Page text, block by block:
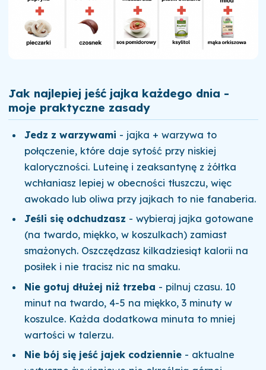
Jak najlepiej jeść jajka każdego dnia -
moje praktyczne zasady
Jedz z warzywami - jajka + warzywa to
połączenie, które daje sytość przy niskiej
kaloryczności. Luteinę i zeaksantynę z żółtka
wchłaniasz lepiej w obecności tłuszczu, więc
awokado lub oliwa przy jajkach to nie fanaberia.
Jeśli się odchudzasz - wybieraj jajka gotowane
(na twardo, miękko, w koszulkach) zamiast
smażonych. Oszczędzasz kilkadziesiąt kalorii na
posiłek i nie tracisz nic na smaku.
Nie gotuj dłużej niż trzeba - pilnuj czasu. 10
minut na twardo, 4-5 na miękko, 3 minuty w
koszulce. Każda dodatkowa minuta to mniej
wartości w talerzu.
Nie bój się jeść jajek codziennie - aktualne